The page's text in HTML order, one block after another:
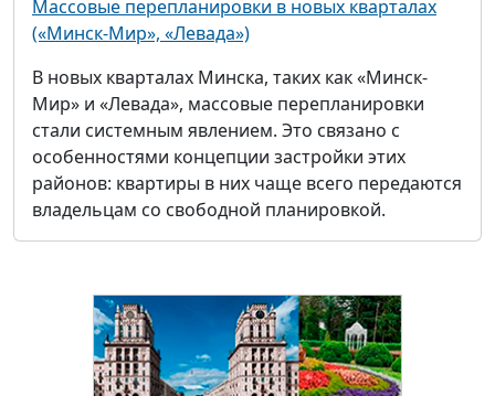
Массовые перепланировки в новых кварталах
(«Минск-Мир», «Левада»)
В новых кварталах Минска, таких как «Минск-
Мир» и «Левада», массовые перепланировки
стали системным явлением. Это связано с
особенностями концепции застройки этих
районов: квартиры в них чаще всего передаются
владельцам со свободной планировкой.